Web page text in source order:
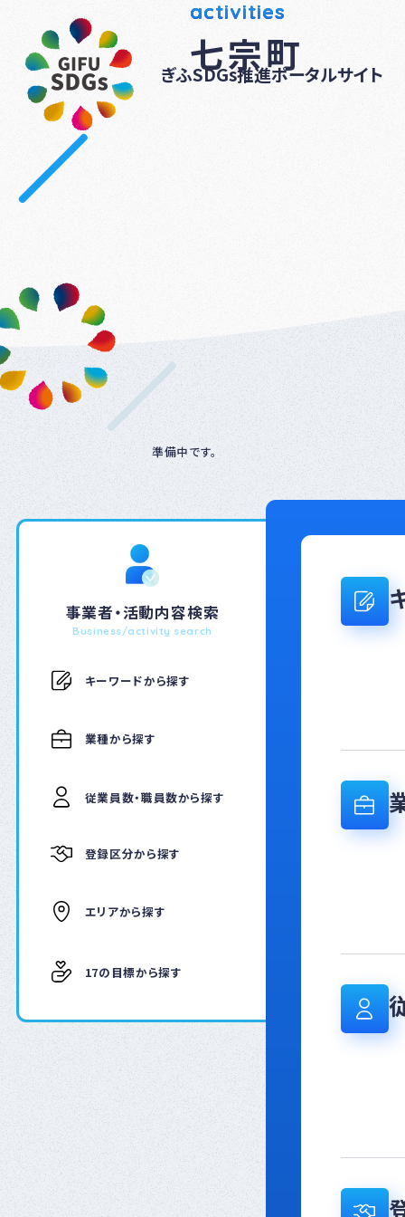
ぎふSDGs推進ポータルサイト
activities
七宗町
準備中です。
事業者・活動内容検索
Business/activity search
キーワードから探す
業種から探す
従業員数・職員数から探す
登録区分から探す
エリアから探す
17の目標から探す